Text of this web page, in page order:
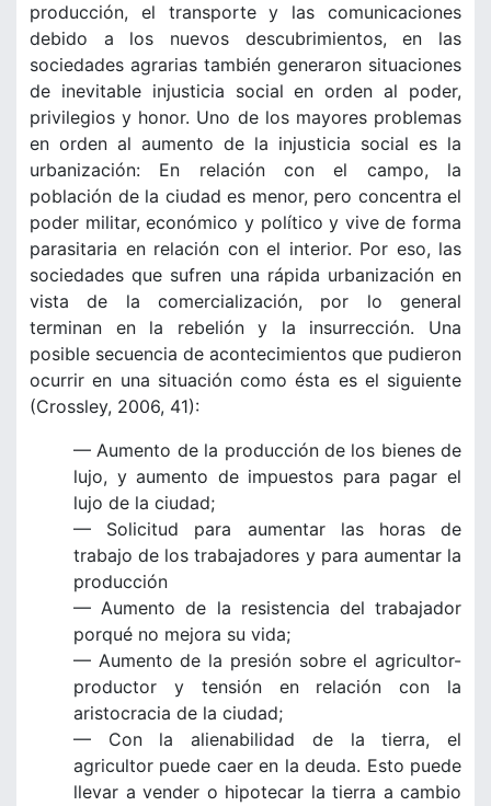
producción, el transporte y las comunicaciones
debido a los nuevos descubrimientos, en las
sociedades agrarias también generaron situaciones
de inevitable injusticia social en orden al poder,
privilegios y honor. Uno de los mayores problemas
en orden al aumento de la injusticia social es la
urbanización: En relación con el campo, la
población de la ciudad es menor, pero concentra el
poder militar, económico y político y vive de forma
parasitaria en relación con el interior. Por eso, las
sociedades que sufren una rápida urbanización en
vista de la comercialización, por lo general
terminan en la rebelión y la insurrección. Una
posible secuencia de acontecimientos que pudieron
ocurrir en una situación como ésta es el siguiente
(Crossley, 2006, 41):
— Aumento de la producción de los bienes de
lujo, y aumento de impuestos para pagar el
lujo de la ciudad;
— Solicitud para aumentar las horas de
trabajo de los trabajadores y para aumentar la
producción
— Aumento de la resistencia del trabajador
porqué no mejora su vida;
— Aumento de la presión sobre el agricultor-
productor y tensión en relación con la
aristocracia de la ciudad;
— Con la alienabilidad de la tierra, el
agricultor puede caer en la deuda. Esto puede
llevar a vender o hipotecar la tierra a cambio